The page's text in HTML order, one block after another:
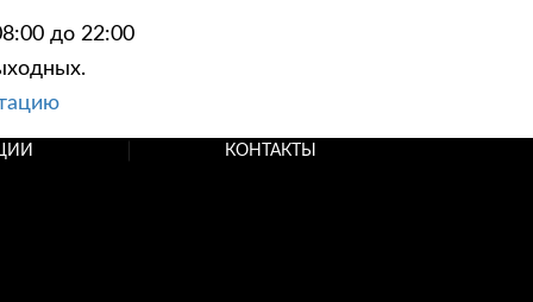
до 22:00
КОНТАКТЫ